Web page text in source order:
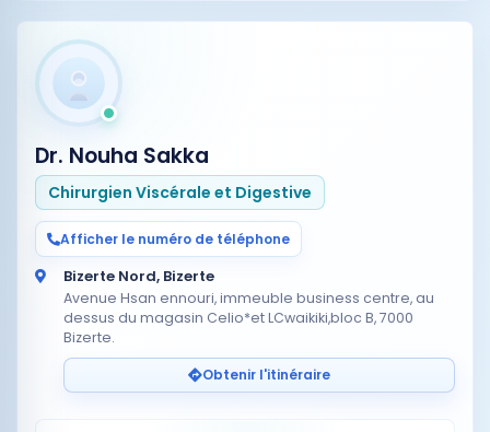
Dr. Nouha Sakka
Chirurgien Viscérale et Digestive
Afficher le numéro de téléphone
Bizerte Nord, Bizerte
Avenue Hsan ennouri, immeuble business centre, au
dessus du magasin Celio*et LCwaikiki,bloc B, 7000
Bizerte.
Obtenir l'itinéraire